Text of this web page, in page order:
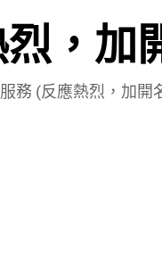
，加
務 (反應熱烈，加開